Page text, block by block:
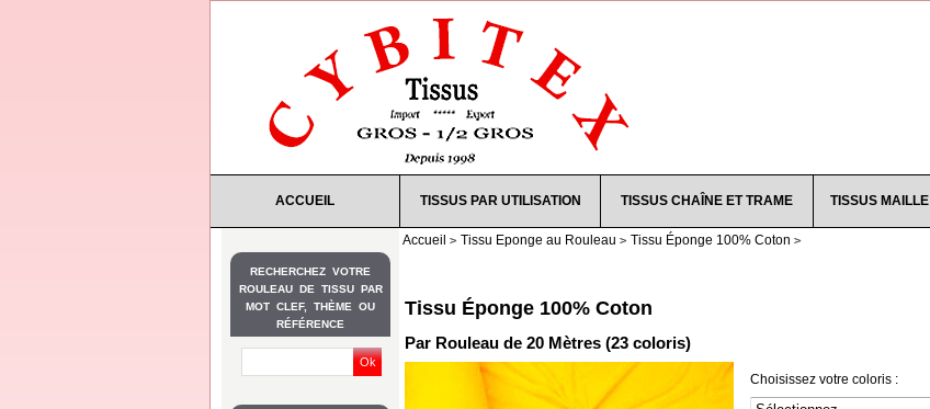
ACCUEIL TISSUS PAR UTILISATION TISSUS CHAÎNE ET TRAME TISSUS MAILLE
RECHERCHEZ VOTRE
ROULEAU DE TISSU PAR
MOT CLEF, THÈME OU
RÉFÉRENCE
Accueil Tissu Eponge au Rouleau Tissu Éponge 100% Coton
Tissu Éponge 100% Coton
Par Rouleau de 20 Mètres (23 coloris)
Choisissez votre coloris :